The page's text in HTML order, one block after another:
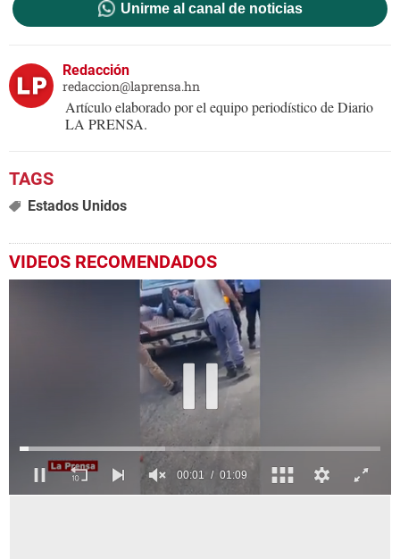
Unirme al canal de noticias
Redacción
redaccion@laprensa.hn
Artículo elaborado por el equipo periodístico de Diario
LA PRENSA.
Estados Unidos
VIDEOS RECOMENDADOS